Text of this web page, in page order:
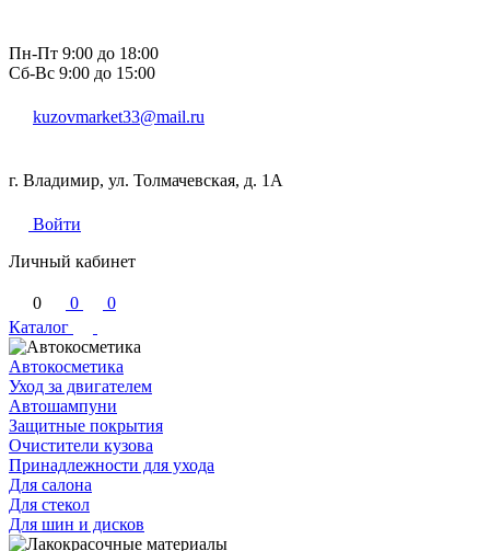
Пн-Пт 9:00 до 18:00
Сб-Вс 9:00 до 15:00
kuzovmarket33@mail.ru
г. Владимир, ул. Толмачевская, д. 1А
Войти
Личный кабинет
0 0
0
Каталог
Автокосметика
Уход за двигателем
Автошампуни
Защитные покрытия
Очистители кузова
Принадлежности для ухода
Для салона
Для стекол
Для шин и дисков